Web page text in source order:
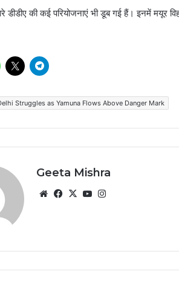
डीडीए की कई परियोजनाएं भी डूब गई हैं। इनमें मयूर
Struggles as Yamuna Flows Above Danger Mark
Geeta Mishra
WebsiteFacebook
X YouTube